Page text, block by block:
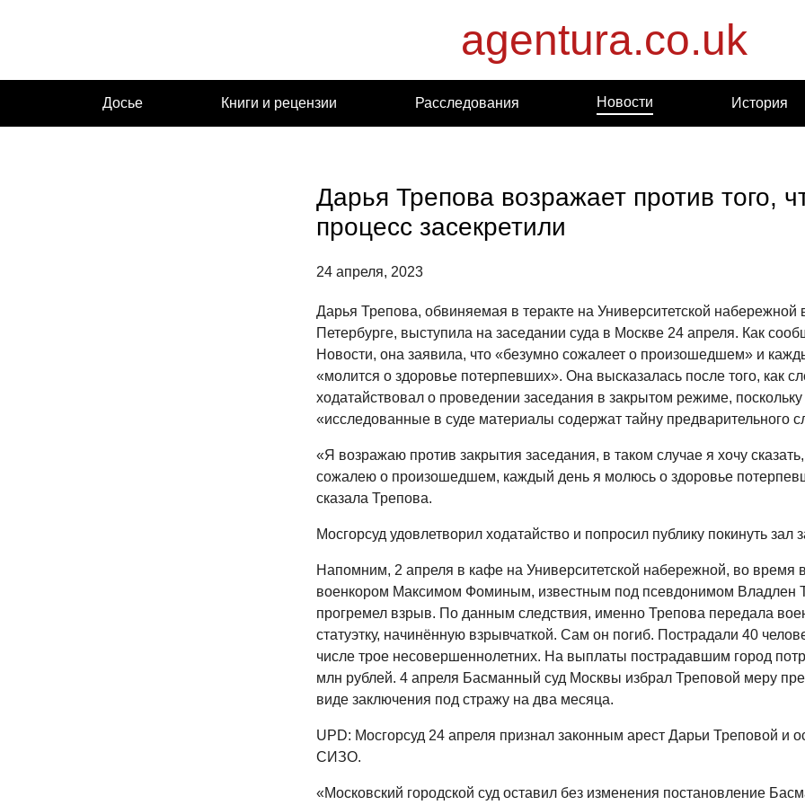
agentura.co.uk
Досье Книги и рецензии Расследования Новости История
Дарья Трепова возражает против того,
процесс засекретили
24 апреля, 2023
Дарья Трепова, обвиняемая в теракте на Университетской набережной
Петербурге, выступила на заседании суда в Москве 24 апреля. Как
Новости, она заявила, что «безумно сожалеет о произошедшем» и
«молится о здоровье потерпевших». Она высказалась после того, как
ходатайствовал о проведении заседания в закрытом режиме, поскольку
«исследованные в суде материалы содержат тайну предварительного
«Я возражаю против закрытия заседания, в таком случае я хочу
сожалею о произошедшем, каждый день я молюсь о здоровье
сказала Трепова.
Мосгорсуд удовлетворил ходатайство и попросил публику покинуть зал
Напомним, 2 апреля в кафе на Университетской набережной, во время
военкором Максимом Фоминым, известным под псевдонимом Владлен
прогремел взрыв. По данным следствия, именно Трепова передала
статуэтку, начинённую взрывчаткой. Сам он погиб. Пострадали 40
числе трое несовершеннолетних. На выплаты пострадавшим город
млн рублей. 4 апреля Басманный суд Москвы избрал Треповой меру
виде заключения под стражу на два месяца.
UPD: Мосгорсуд 24 апреля признал законным арест Дарьи Треповой и
СИЗО.
«Московский городской суд оставил без изменения постановление